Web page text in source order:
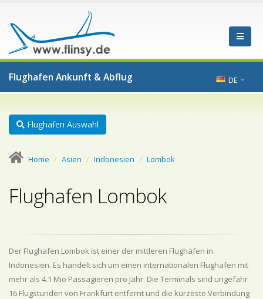
Flughafen Ankunft & Abflug DE
Flughafen Auswahl
Home Asien Indonesien Lombok
Flughafen Lombok
Der Flughafen Lombok ist einer der mittleren Flughäfen in
Indonesien. Es handelt sich um einen internationalen Flughafen mit
mehr als 4.1 Mio Passagieren pro Jahr. Die Terminals sind ungefähr
16 Flugstunden von Frankfurt entfernt und die kürzeste Verbindung